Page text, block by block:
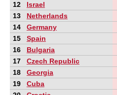
12
Israel
13
Netherlands
14
Germany
15
Spain
16
Bulgaria
17
Czech Republic
18
Georgia
19
Cuba